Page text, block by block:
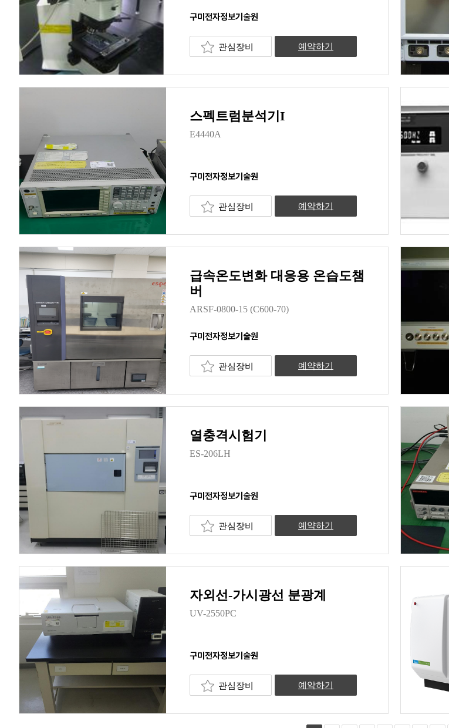
구미전자정보기술원
관심장비 예약하기
스펙트럼분석기I
E4440A
구미전자정보기술원
관심장비 예약하기
급속온도변화 대응용 온습도챔
버
ARSF-0800-15 (C600-70)
구미전자정보기술원
관심장비 예약하기
열충격시험기
ES-206LH
구미전자정보기술원
관심장비 예약하기
자외선-가시광선 분광계
UV-2550PC
구미전자정보기술원
관심장비 예약하기